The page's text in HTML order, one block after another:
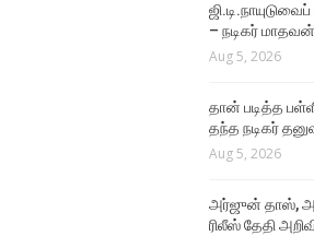
– நடிகர் மாதவன்
Aug 5, 2026
தான் படித்த
தந்த நடிகர்
Aug 5, 2026
அர்ஜுன் தாஸ்,
ரிலீஸ் தேதி